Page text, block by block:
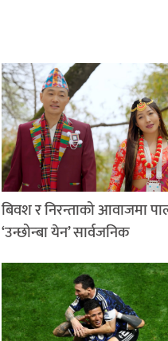
बिवश र निरन्ताको आवाजमा
‘उन्छोन्बा येन’ सार्वजनिक